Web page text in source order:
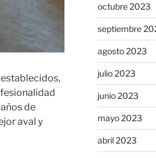
de
aval y
octubre 2023
septiembre
agosto 2023
julio 2023
junio 2023
mayo 2023
abril 2023